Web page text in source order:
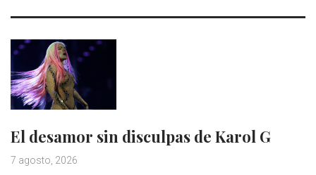
El desamor sin disculpas de Karol G
7 agosto, 2026